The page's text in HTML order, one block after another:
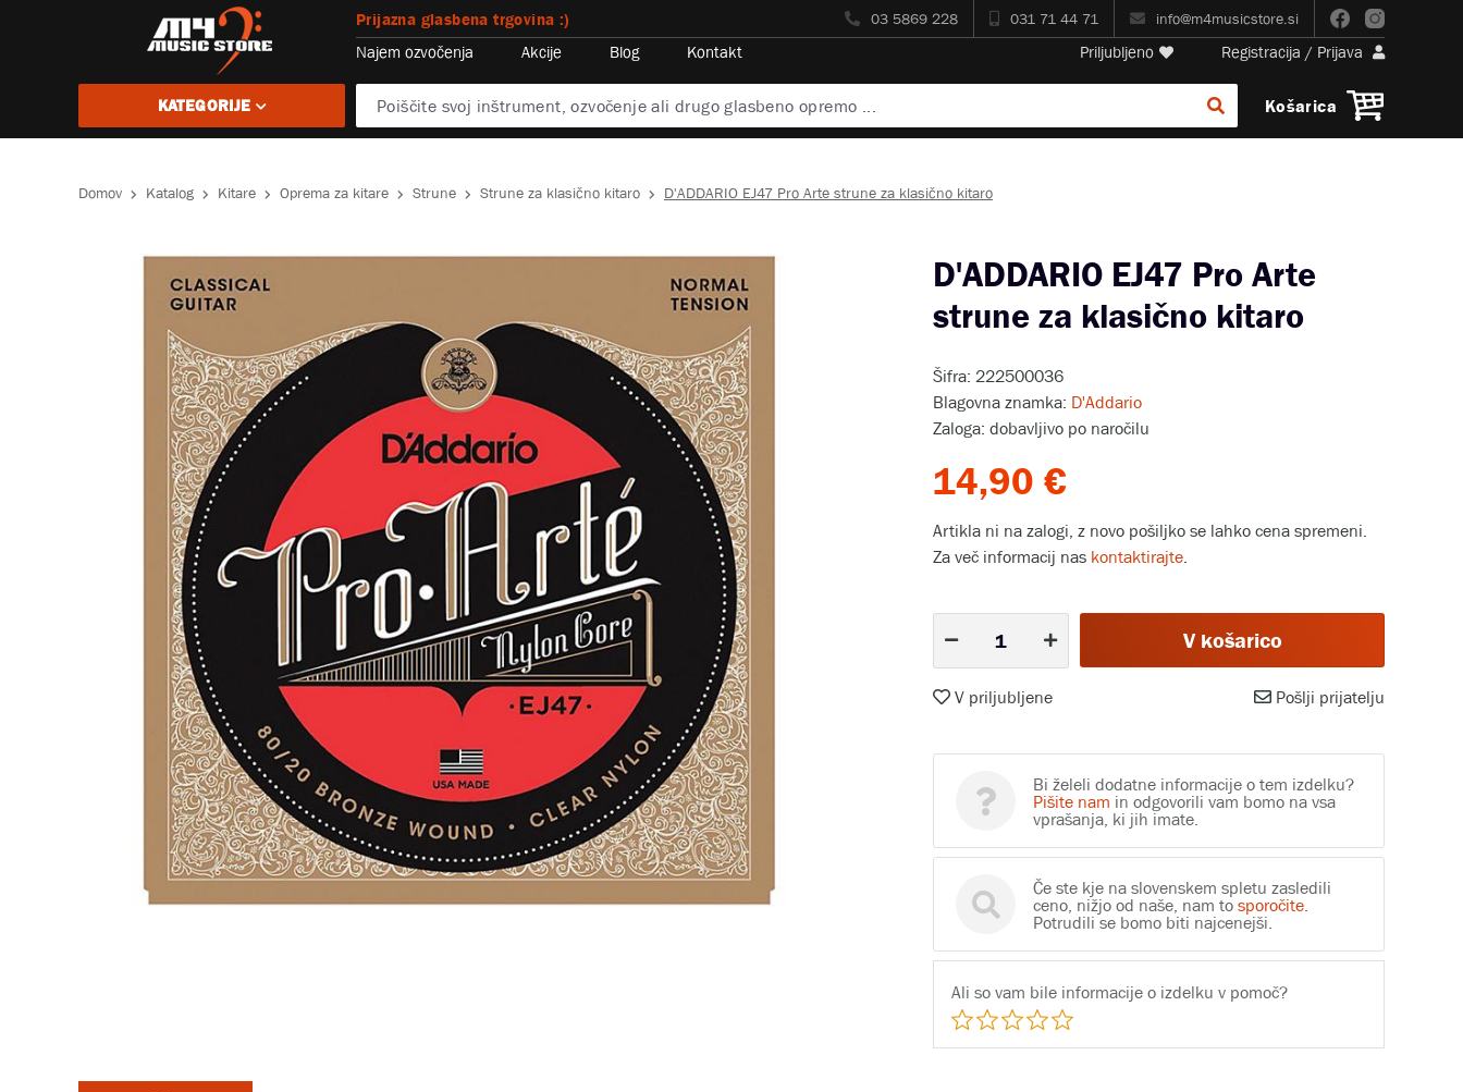
Prijazna glasbena trgovina :) 03 5869 228 031 71 44 71 info@m4musicstore.si
KATEGORIJE
Najem ozvočenja Akcije Blog Kontakt Priljubljeno Registracija / Prijava
Košarica
Domov Katalog Kitare Oprema za kitare Strune Strune za klasično kitaro D'ADDARIO EJ47 Pro Arte strune za klasično kitaro
D'ADDARIO EJ47 Pro Arte
strune za klasično kitaro
Šifra: 222500036
Blagovna znamka: D'Addario
Zaloga: dobavljivo po naročilu
14,90 €
Artikla ni na zalogi, z novo pošiljko se lahko cena spremeni.
Za več informacij nas kontaktirajte
V košarico
V priljubljene Pošlji prijatelju
Bi želeli dodatne informacije o tem izdelku?
Pišite nam in odgovorili vam bomo na vsa
vprašanja, ki jih imate.
Če ste kje na slovenskem spletu zasledili
ceno, nižjo od naše, nam to sporočite
Potrudili se bomo biti najcenejši.
Ali so vam bile informacije o izdelku v pomoč?